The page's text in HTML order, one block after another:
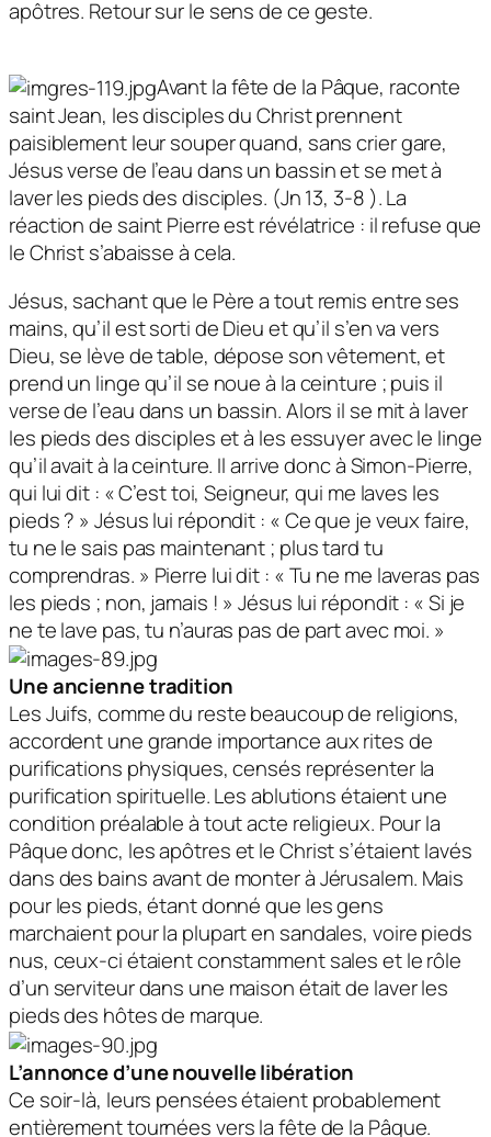
apôtres. Retour sur le sens de ce geste.
Avant la fête de la Pâque, raconte
saint Jean, les disciples du Christ prennent
paisiblement leur souper quand, sans crier gare,
Jésus verse de l’eau dans un bassin et se met à
laver les pieds des disciples. (Jn 13, 3-8 ). La
réaction de saint Pierre est révélatrice : il refuse que
le Christ s’abaisse à cela.
Jésus, sachant que le Père a tout remis entre ses
mains, qu’il est sorti de Dieu et qu’il s’en va vers
Dieu, se lève de table, dépose son vêtement, et
prend un linge qu’il se noue à la ceinture ; puis il
verse de l’eau dans un bassin. Alors il se mit à laver
les pieds des disciples et à les essuyer avec le linge
qu’il avait à la ceinture. Il arrive donc à Simon-Pierre,
qui lui dit : « C’est toi, Seigneur, qui me laves les
pieds ? » Jésus lui répondit : « Ce que je veux faire,
tu ne le sais pas maintenant ; plus tard tu
comprendras. » Pierre lui dit : « Tu ne me laveras pas
les pieds ; non, jamais ! » Jésus lui répondit : « Si je
ne te lave pas, tu n’auras pas de part avec moi. »
Une ancienne tradition
Les Juifs, comme du reste beaucoup de religions,
accordent une grande importance aux rites de
purifications physiques, censés représenter la
purification spirituelle. Les ablutions étaient une
condition préalable à tout acte religieux. Pour la
Pâque donc, les apôtres et le Christ s’étaient lavés
dans des bains avant de monter à Jérusalem. Mais
pour les pieds, étant donné que les gens
marchaient pour la plupart en sandales, voire pieds
nus, ceux-ci étaient constamment sales et le rôle
d’un serviteur dans une maison était de laver les
pieds des hôtes de marque.
L’annonce d’une nouvelle libération
Ce soir-là, leurs pensées étaient probablement
entièrement tournées vers la fête de la Pâque.